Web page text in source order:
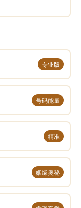
专业版
号码能量
精准
姻缘奥秘